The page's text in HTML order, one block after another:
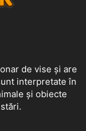
de vise și are
interpretate în
și obiecte